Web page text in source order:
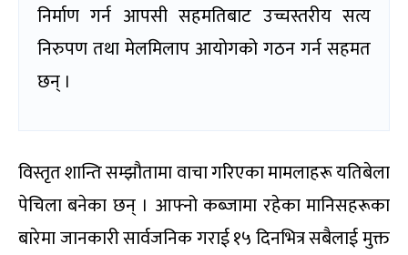
निर्माण गर्न आपसी सहमतिबाट उच्चस्तरीय सत्य
निरुपण तथा मेलमिलाप आयोगको गठन गर्न सहमत
छन् ।
विस्तृत शान्ति सम्झौतामा वाचा गरिएका मामलाहरू यतिबेला
पेचिला बनेका छन् । आफ्नो कब्जामा रहेका मानिसहरूका
बारेमा जानकारी सार्वजनिक गराई १५ दिनभित्र सबैलाई मुक्त